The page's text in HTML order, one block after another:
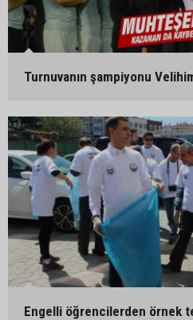
Turnuvanın şampiyonu
Engelli öğrencilerden örnek